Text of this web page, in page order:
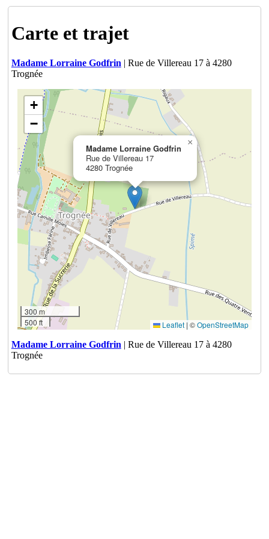
Carte et trajet
Madame Lorraine Godfrin | Rue de Villereau 17 à 4280
Trognée
Madame Lorraine Godfrin
Rue de Villereau 17
4280 Trognée
×
+
−
300 m
500 ft
Leaflet | ©OpenStreetMap
Madame Lorraine Godfrin | Rue de Villereau 17 à 4280
Trognée